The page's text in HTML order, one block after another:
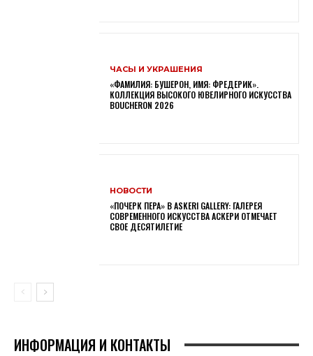
ЧАСЫ И УКРАШЕНИЯ
«ФАМИЛИЯ: БУШЕРОН, ИМЯ: ФРЕДЕРИК».
КОЛЛЕКЦИЯ ВЫСОКОГО ЮВЕЛИРНОГО ИСКУССТВА
BOUCHERON 2026
НОВОСТИ
«ПОЧЕРК ПЕРА» В ASKERI GALLERY: ГАЛЕРЕЯ
СОВРЕМЕННОГО ИСКУССТВА АСКЕРИ ОТМЕЧАЕТ
СВОЕ ДЕСЯТИЛЕТИЕ
ИНФОРМАЦИЯ И КОНТАКТЫ